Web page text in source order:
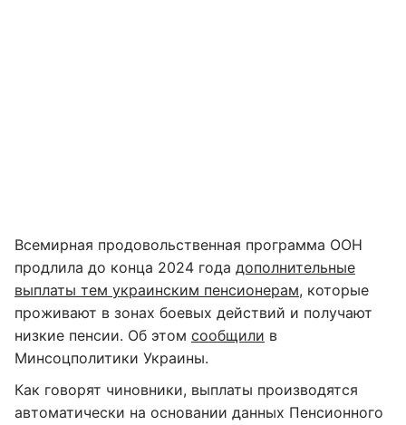
Всемирная продовольственная программа ООН
продлила до конца 2024 года дополнительные
выплаты тем украинским пенсионерам, которые
проживают в зонах боевых действий и получают
низкие пенсии. Об этом сообщили в
Минсоцполитики Украины.
Как говорят чиновники, выплаты производятся
автоматически на основании данных Пенсионного